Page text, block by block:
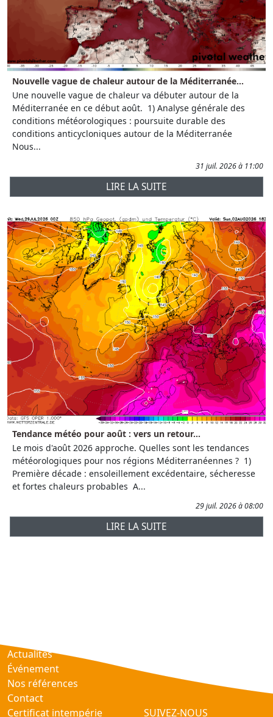
Nouvelle vague de chaleur autour de la Méditerranée...
Une nouvelle vague de chaleur va débuter autour de la
Méditerranée en ce début août. 1) Analyse générale des
conditions météorologiques : poursuite durable des
conditions anticycloniques autour de la Méditerranée
Nous...
31 juil. 2026 à 11:00
LIRE LA SUITE
Tendance météo pour août : vers un retour...
Le mois d'août 2026 approche. Quelles sont les tendances
météorologiques pour nos régions Méditerranéennes ? 1)
Première décade : ensoleillement excédentaire, sécheresse
et fortes chaleurs probables A...
29 juil. 2026 à 08:00
LIRE LA SUITE
Actualités
Événement
Nos références
Contact
Certificat intempérie
SUIVEZ-NOUS